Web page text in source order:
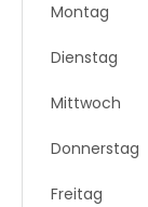
Montag
Dienstag
Mittwoch
Donnerstag
Freitag